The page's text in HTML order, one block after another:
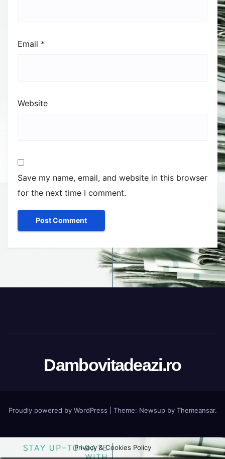
Email *
Website
Save my name, email, and website in this browser
for the next time I comment.
Dambovitadeazi.ro
Proudly powered by WordPress Theme: Newsupby Themeansar.
Privacy & Cookies Policy